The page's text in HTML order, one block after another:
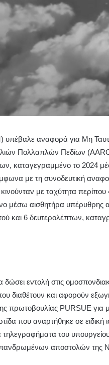
υπέβαλε αναφορά για Μη
Πολλαπλών Πεδίων
καταγεγραμμένο το 2024
με τη συνοδευτική
κινούνταν με ταχύτητα
μέσω αισθητήρα υπέρυθρης
και 6 δευτερολέπτων,
εντολή στις
διαθέτουν και αφορούν
πρωτοβουλίας PURSUE για
που αναρτήθηκε σε ειδική
του
αποστολών της